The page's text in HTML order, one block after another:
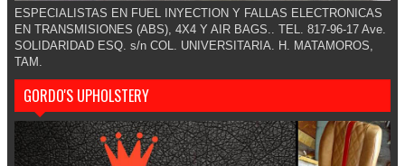
ESPECIALISTAS EN FUEL INYECTION Y FALLAS ELECTRONICAS
EN TRANSMISIONES (ABS), 4X4 Y AIR BAGS.. TEL. 817-96-17 Ave.
SOLIDARIDAD ESQ. s/n COL. UNIVERSITARIA. H. MATAMOROS,
TAM.
GORDO'S UPHOLSTERY